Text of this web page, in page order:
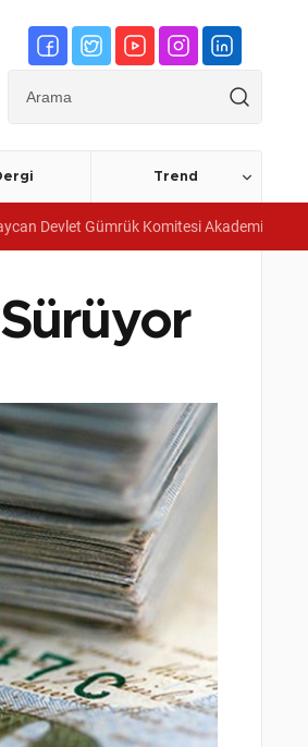
Trend
Gümrük Komitesi Akademisine yönetim